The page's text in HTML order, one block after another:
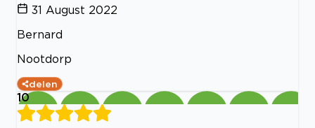
31 August 2022
Bernard
Nootdorp
delen
10